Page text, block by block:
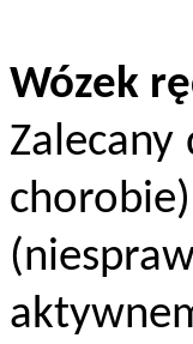
Wózek